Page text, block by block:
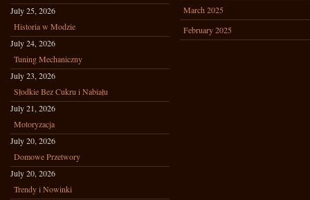
July 25, 2026
Historia w Modzie
July 24, 2026
Tuning Mechaniczny
July 23, 2026
Słodkie Bez Cukru i Nabiału
July 21, 2026
Motoryzacja
July 20, 2026
Domowe Przetwory
July 20, 2026
Trendy i Nowinki
March 2025
February 2025